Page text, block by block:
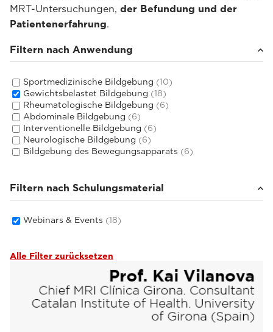
MRT-Untersuchungen, der Befundung und der
Patientenerfahrung.
Filtern nach Anwendung
Sportmedizinische Bildgebung (10)
Gewichtsbelastet Bildgebung (18)
Rheumatologische Bildgebung (6)
Abdominale Bildgebung (6)
Interventionelle Bildgebung (6)
Neurologische Bildgebung (6)
Bildgebung des Bewegungsapparats (6)
Filtern nach Schulungsmaterial
Webinars & Events (18)
Alle Filter zurücksetzen